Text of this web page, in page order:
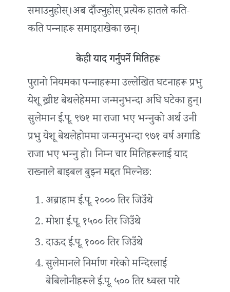
समाउनुहोस्।अब दाँज्नुहोस् प्रत्येक हातले कति-
कति पन्‍नाहरू समाइराखेका छन्।
केही याद गर्नुपर्ने मितिहरू
पुरानो नियमका पन्‍नाहरूमा उल्लेखित घटनाहरू प्रभु
येशू ख्रीष्ट बेथलेहेममा जन्मनुभन्दा अघि घटेका हुन्।
सुलेमान ई.पू. ९७१ मा राजा भए भन्‍नुको अर्थ उनी
प्रभु येशू बेथलेहोममा जन्मनुभन्दा ९७१ वर्ष अगाडि
राजा भए भन्‍नु हो। निम्न चार मितिहरूलाई याद
राख्नाले बाइबल बुझ्न मद्दत मिल्नेछ:
अब्राहाम ई.पू. २००० तिर जिउँथे
मोशा ई.पू. १५०० तिर जिउँथे
दाऊद ई.पू. १००० तिर जिउँथे
सुलेमानले निर्माण गरेको मन्दिरलाई
बेबिलोनीहरूले ई.पू. ५०० तिर ध्वस्त पारे